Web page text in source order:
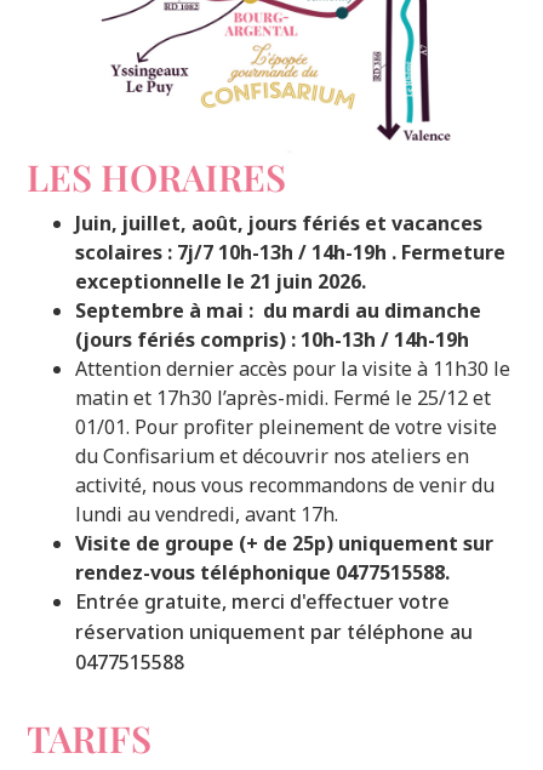
LES HORAIRES
Juin, juillet, août, jours fériés et vacances
scolaires : 7j/7 10h-13h / 14h-19h . Fermeture
exceptionnelle le 21 juin 2026.
Septembre à mai : du mardi au dimanche
(jours fériés compris) : 10h-13h / 14h-19h
Attention dernier accès pour la visite à 11h30 le
matin et 17h30 l’après-midi. Fermé le 25/12 et
01/01. Pour profiter pleinement de votre visite
du Confisarium et découvrir nos ateliers en
activité, nous vous recommandons de venir du
lundi au vendredi, avant 17h.
Visite de groupe (+ de 25p) uniquement sur
rendez-vous téléphonique 0477515588.
Entrée gratuite, merci d'effectuer votre
réservation uniquement par téléphone au
0477515588
TARIFS